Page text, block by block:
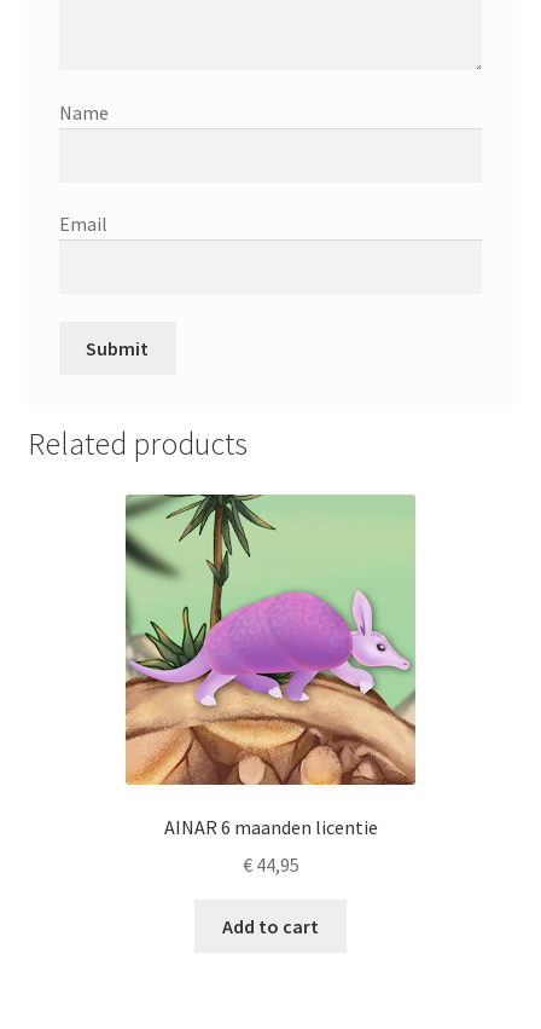
Name
Email
Related products
AINAR 6 maanden licentie
€44,95
Add to cart